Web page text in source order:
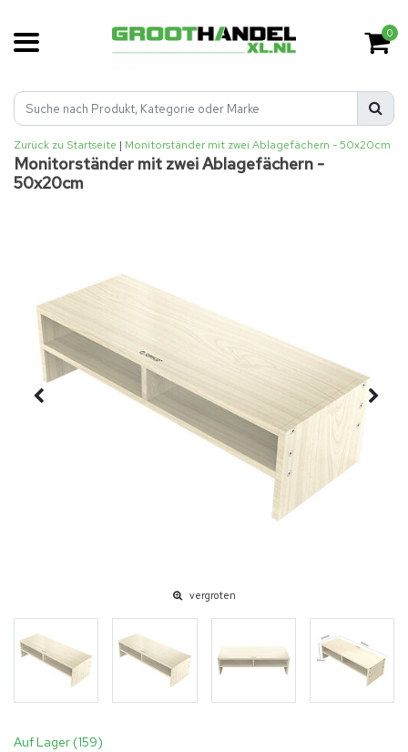
0
Zurück zu Startseite | Monitorständer mit zwei Ablagefächern - 50x20cm
Monitorständer mit zwei Ablagefächern -
50x20cm
vergroten
Auf Lager (159)